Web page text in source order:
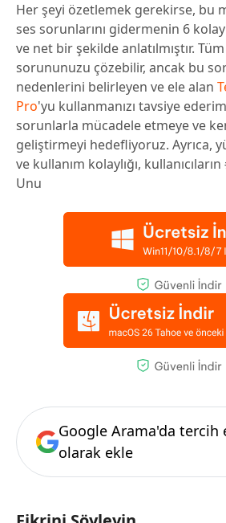
Her şeyi özetlemek gerekirse, bu
ses sorunlarını gidermenin 6
ve net bir şekilde anlatılmıştır.
sorununuzu çözebilir, ancak bu
nedenlerini belirleyen ve ele alan
Pro'yu kullanmanızı tavsiye
sorunlarla mücadele etmeye ve
geliştirmeyi hedefliyoruz. Ayrıca,
ve kullanım kolaylığı,
Unu
Google Arama'da tercih
olarak ekle